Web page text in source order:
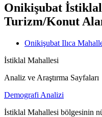
Onikişubat İstiklal
Turizm/Konut
Onikişubat Ilıca
İstiklal Mahallesi
Analiz ve Araştırma Sayfaları
Demografi Analizi
İstiklal Mahallesi bölgesinin